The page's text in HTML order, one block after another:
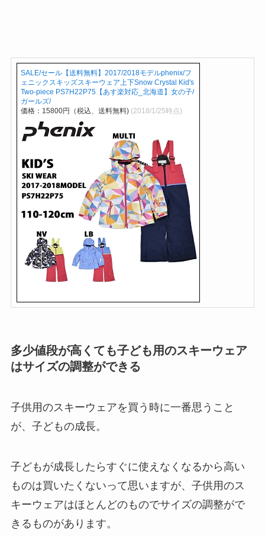
SALE/セール【送料無料】2017/2018モデルphenix/フ
ェニックスキッズスキーウェア上下Snow Crystal Kid's
Two-piece PS7H22P75【あす楽対応_北海道】女の子/
ガールズ/
価格：15800円（税込、送料無料) (2018/1/25時点)
多少値段が高くても子ども用のスキーウェア
はサイズの調整ができる
子供用のスキーウェアを買う時に一番思うこと
が、子どもの成長。
子どもが成長したらすぐに使えなくなるから高い
ものは買いたくないって思いますが、子供用のス
キーウェアはほとんどのものでサイズの調整がで
きるものがあります。